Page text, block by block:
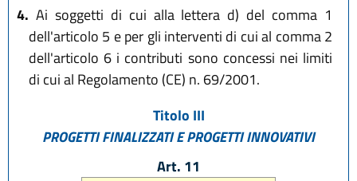
4. Ai soggetti di cui alla lettera d) del comma 1
dell'articolo 5 e per gli interventi di cui al comma 2
dell'articolo 6 i contributi sono concessi nei limiti
di cui al Regolamento (CE) n. 69/2001.
Titolo III
PROGETTI FINALIZZATI E PROGETTI INNOVATIVI
Art. 11